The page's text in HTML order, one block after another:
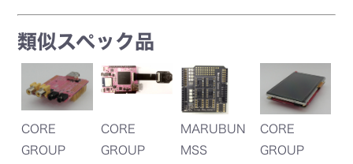
類似スペック品
CORE
GROUP
MARUBUN
MSS
CORE
GROUP
CORE
GROUP